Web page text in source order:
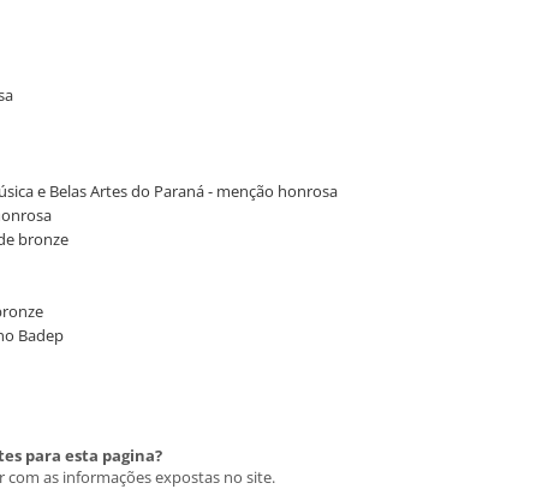
e Belas Artes do Paraná - menção honrosa
bronze
Badep
para esta pagina?
as informações expostas no site.